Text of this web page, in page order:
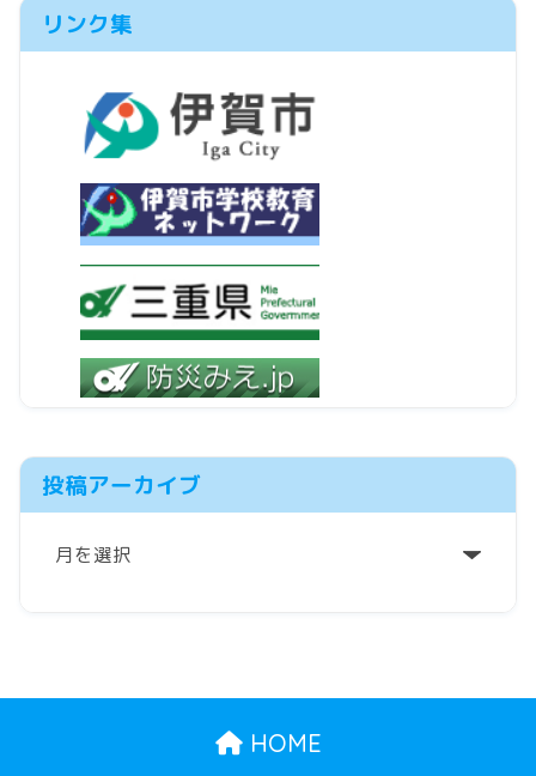
リンク集
投稿アーカイブ
ア
HOME